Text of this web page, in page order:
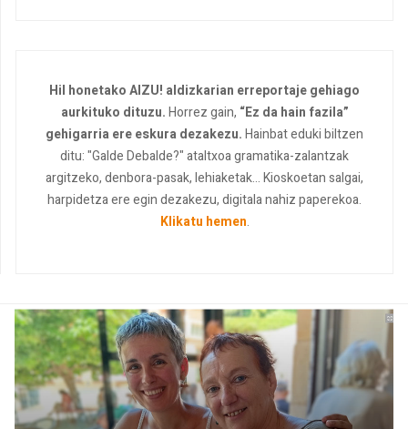
Hil honetako AIZU! aldizkarian erreportaje gehiago
aurkituko dituzu.Horrez gain, “Ez da hain fazila”
gehigarria ere eskura dezakezu.Hainbat eduki biltzen
ditu: "Galde Debalde?" ataltxoa gramatika-zalantzak
argitzeko, denbora-pasak, lehiaketak... Kioskoetan salgai,
harpidetza ere egin dezakezu, digitala nahiz paperekoa.
Klikatu hemen.